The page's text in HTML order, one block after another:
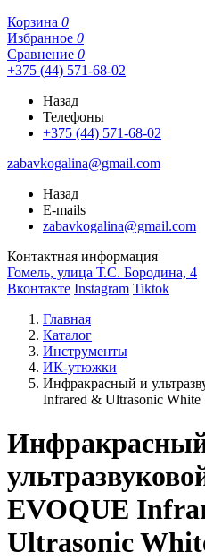
Корзина 0
Избранное 0
Сравнение 0
+375 (44) 571-68-02
Назад
Телефоны
+375 (44) 571-68-02
zabavkogalina@gmail.com
Назад
E-mails
zabavkogalina@gmail.com
Контактная информация
Гомель, улица Т.С. Бородина, 4
Вконтакте Instagram Tiktok
Главная
Каталог
Инструменты
ИК-утюжки
Инфракрасный и
Infrared & Ultrasonic White
EVOQUE
Ultrasonic